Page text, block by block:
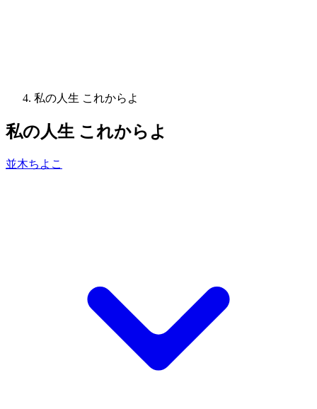
私の人生 これからよ
私の人生 これからよ
並木ちよこ